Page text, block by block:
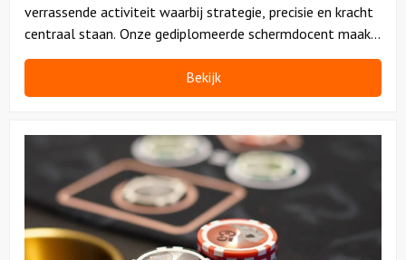
verrassende activiteit waarbij strategie, precisie en kracht
centraal staan. Onze gediplomeerde schermdocent maakt
deze ervaring onvergetelijk.
Bekijk